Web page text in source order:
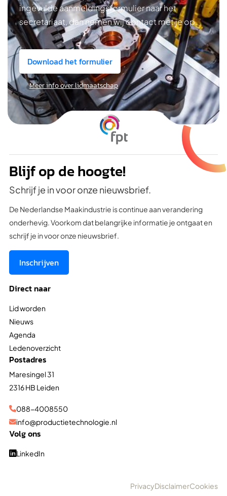
ingevulde aanmeldingsformulier naar het
secretariaat, dan nemen wij contact met je op.
Download het formulier
Meer info over lidmaatschap
Blijf op de hoogte!
Schrijf je in voor onze nieuwsbrief.
De Nederlandse Maakindustrie is continue aan verandering
onderhevig. Voorkom dat belangrijke informatie je ontgaat en
schrijf je in voor onze nieuwsbrief.
Inschrijven
Direct naar
Lid worden
Nieuws
Agenda
Ledenoverzicht
Postadres
Maresingel 31
2316 HB Leiden
088-4008550
info@productietechnologie.nl
Volg ons
LinkedIn
PrivacyDisclaimerCookies